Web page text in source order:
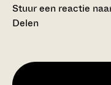
Stuur een reactie
Delen